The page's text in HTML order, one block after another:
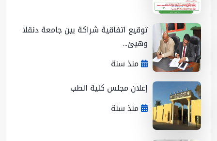
توقيع اتفاقية شراكة بين جامعة دنقلا
وهيئ...
منذ سنة
إعلان مجلس كلية الطب
منذ سنة